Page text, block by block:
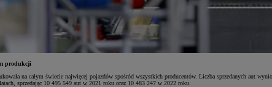
produkcji
na całym świecie najwięcej pojazdów spośród wszystkich producentów. Liczba sprzedanych aut
sprzedając 10 495 549 aut w 2021 roku oraz 10 483 247 w 2022 roku.